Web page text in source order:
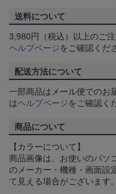
送料について
3,980円（税込）以上のご
ヘルプページをご確認くだ
配送方法について
一部商品はメール便でのお
はヘルプページをご確認く
商品について
【カラーについて】
商品画像は、お使いのパソ
のメーカー・機種・画面設
て見える場合がございます